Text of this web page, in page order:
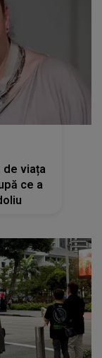
de viața
ce a